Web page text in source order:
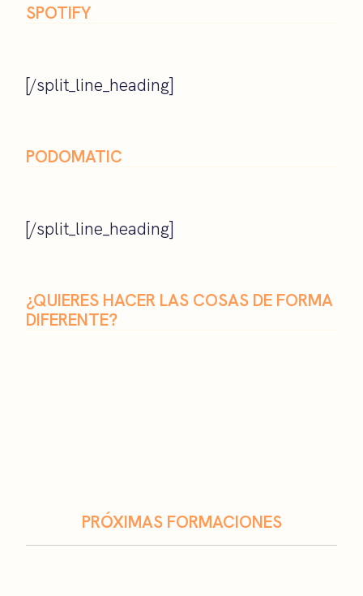
SPOTIFY
[/split_line_heading]
PODOMATIC
[/split_line_heading]
¿QUIERES HACER LAS COSAS DE FORMA
DIFERENTE?
PRÓXIMAS FORMACIONES